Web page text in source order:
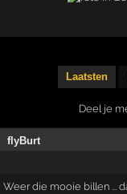
Laatsten
Deel je
flyBurt
Weer die mooie billen ...